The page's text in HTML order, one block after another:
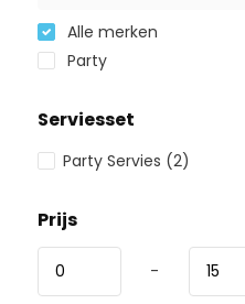
Alle merken
Party
Serviesset
Party Servies (2)
Prijs
-